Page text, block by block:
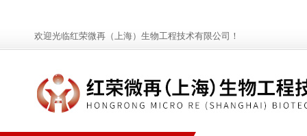
欢迎光临红荣微再（上海）生物工程技术有限公司！